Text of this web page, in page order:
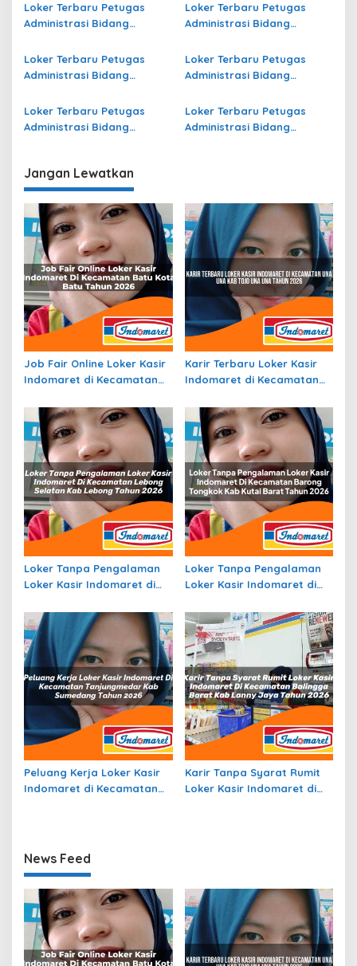
di Kota Ternate Terbaru Terbaru
Loker Terbaru Petugas
Administrasi Bidang
di Jayapura Terbaru
Loker Terbaru Petugas
Administrasi Bidang
Utara Terbaru
Loker Terbaru Petugas
Administrasi Bidang
di Klungkung Terbaru
Loker Terbaru Petugas
Administrasi Bidang
di Boven Digoel Terbaru
Loker Terbaru Petugas
Administrasi Bidang
Terbaru
Loker Terbaru Petugas
Administrasi Bidang
Jangan Lewatkan
Job Fair Online Loker Kasir
Indomaret di Kecamatan
2026
Karir Terbaru Loker Kasir
Indomaret di Kecamatan
Tahun 2026
Loker Tanpa Pengalaman
Loker Kasir Indomaret di
Selatan, Kab. Lebong
Tahun 2026
Loker Tanpa Pengalaman
Loker Kasir Indomaret di
Tongkok, Kab. Kutai Barat
Tahun 2026
Peluang Kerja Loker Kasir
Indomaret di Kecamatan
Karir Tanpa Syarat Rumit
Loker Kasir Indomaret di
News Feed